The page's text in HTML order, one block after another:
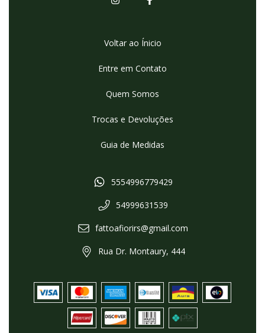
Voltar ao Ínicio
Entre em Contato
Quem Somos
Trocas e Devoluções
Guia de Medidas
5554996779429
54999631539
fattoafiorirs@gmail.com
Rua Dr. Montaury, 444